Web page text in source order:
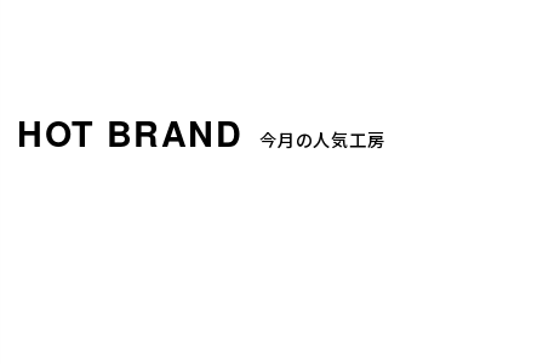
今月の人気工房